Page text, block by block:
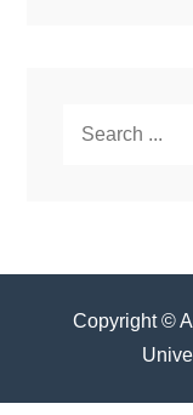
Copyright ©